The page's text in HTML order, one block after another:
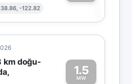
38.86, -122.82 1
km doğu-
1.5
MW